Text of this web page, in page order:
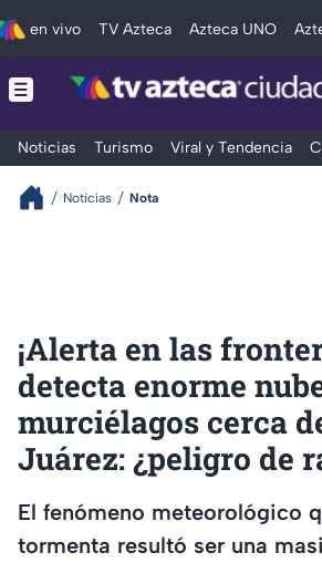
en vivo TV Azteca Azteca UNO
Noticias Turismo Viral y Tendencia
Noticias Nota
¡Alerta en las
detecta enorme
murciélagos cerca
Juárez: ¿peligro de
El fenómeno meteorológico
tormenta resultó ser una